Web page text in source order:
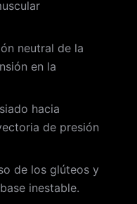
neutral de la
en la
hacia
de presión
de los glúteos y
inestable.